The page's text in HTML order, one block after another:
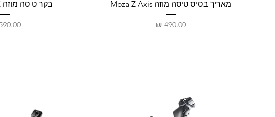
מאריך בסיס טיסה מוזה Moza Z Axis
מחיר
בקר טיסה מוזה Moza MA3X
מחיר